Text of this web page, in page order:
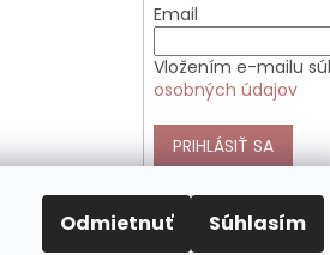
Odmietnuť Súhlasím
Email
Vložením e-mailu
osobných údajov
PRIHLÁSIŤ SA